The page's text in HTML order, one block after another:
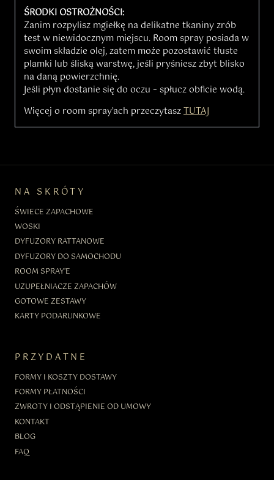
ŚRODKI OSTROŻNOŚCI:
Zanim rozpylisz mgiełkę na delikatne tkaniny zrób
test w niewidocznym miejscu. Room spray posiada w
swoim składzie olej, zatem może pozostawić tłuste
plamki lub śliską warstwę, jeśli pryśniesz zbyt blisko
na daną powierzchnię.
Jeśli płyn dostanie się do oczu – spłucz obficie wodą.
Więcej o room spray’ach przeczytaszTUTAJ
NA SKRÓTY
ŚWIECE ZAPACHOWE
WOSKI
DYFUZORY RATTANOWE
DYFUZORY DO SAMOCHODU
ROOM SPRAY’E
UZUPEŁNIACZE ZAPACHÓW
GOTOWE ZESTAWY
KARTY PODARUNKOWE
PRZYDATNE
FORMY I KOSZTY DOSTAWY
FORMY PŁATNOŚCI
ZWROTY I ODSTĄPIENIE OD UMOWY
KONTAKT
BLOG
FAQ